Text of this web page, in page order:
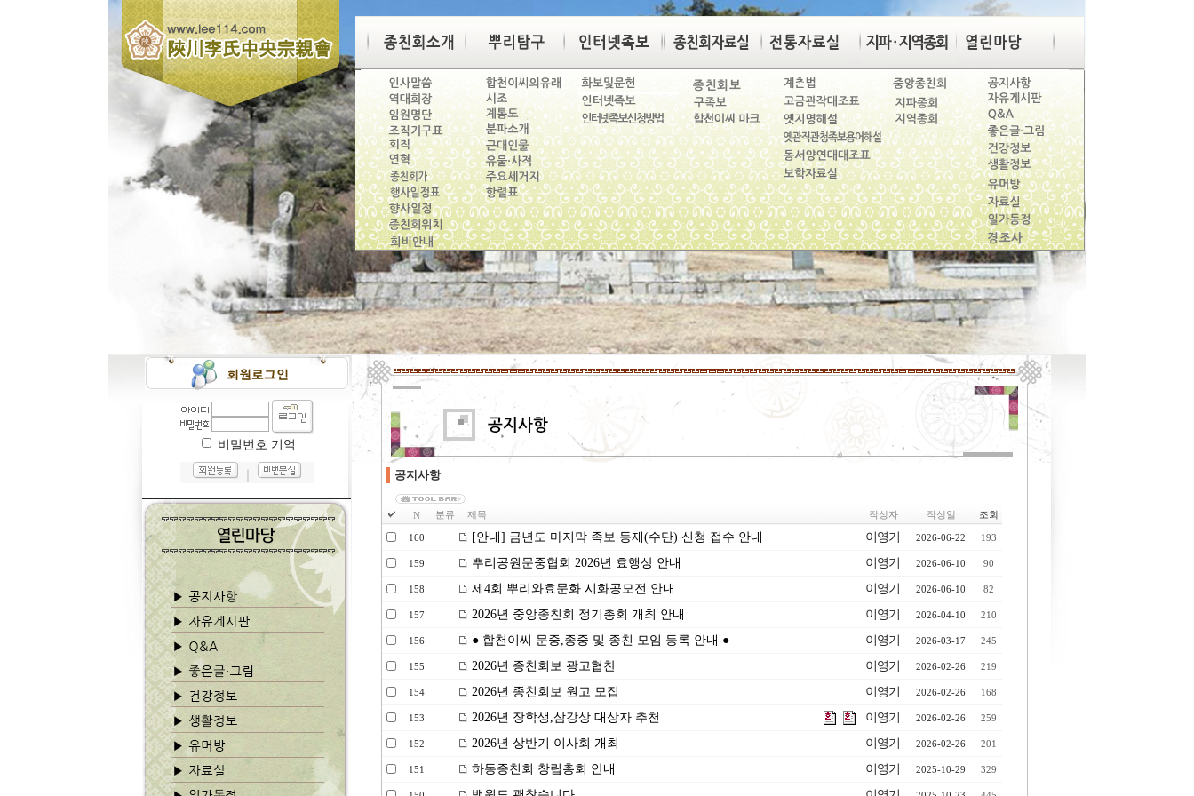
비밀번호 기억
공지사항
N 분류 제목 작성자 작성일 조회
160 [안내] 금년도 마지막 족보 등재(수단) 신청 접수 안내 이영기 2026-06-22 193
159 뿌리공원문중협회 2026년 효행상 안내 이영기 2026-06-10 90
158 제4회 뿌리와효문화 시화공모전 안내 이영기 2026-06-10 82
157 2026년 중앙종친회 정기총회 개최 안내 이영기 2026-04-10 210
156 ● 합천이씨 문중,종중 및 종친 모임 등록 안내 ● 이영기 2026-03-17 245
155 2026년 종친회보 광고협찬 이영기 2026-02-26 219
154 2026년 종친회보 원고 모집 이영기 2026-02-26 168
153 2026년 장학생,삼강상 대상자 추천 이영기 2026-02-26 259
152 2026년 상반기 이사회 개최 이영기 2026-02-26 201
151 하동종친회 창립총회 안내 이영기 2025-10-29 329